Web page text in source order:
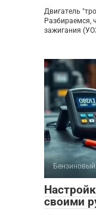
Двигатель
Разбираемся,
зажигания
Бензиновый
своими